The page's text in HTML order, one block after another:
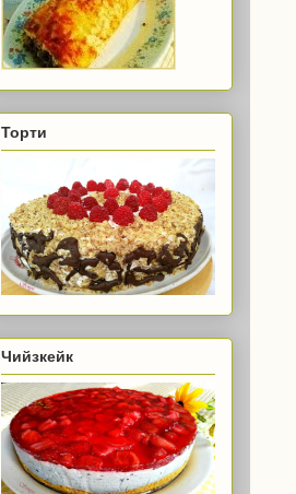
Торти
Чийзкейк